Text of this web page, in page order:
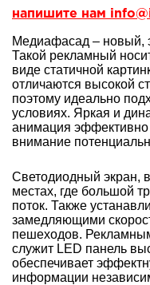
напишите нам
Медиафасад – новый,
Такой рекламный
виде статичной
отличаются высокой
поэтому идеально
условиях. Яркая и
анимация
внимание
Светодиодный экран,
местах, где большой
поток. Также
замедляющими
пешеходов.
служит LED панель
обеспечивает
информации